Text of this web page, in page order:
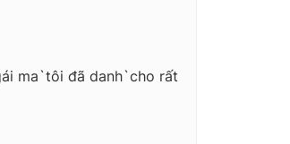
ma`tôi đã danh`cho rất